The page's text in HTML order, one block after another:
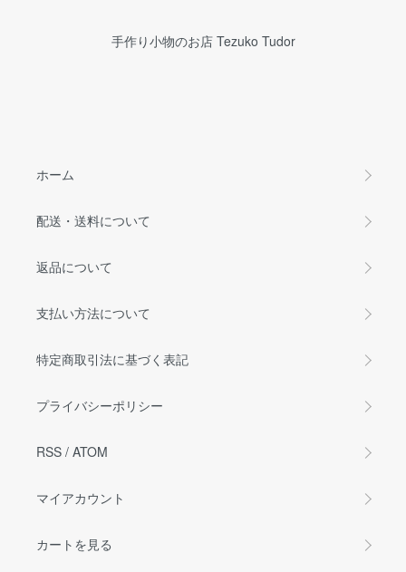
手作り小物のお店 Tezuko Tudor
ホーム
配送・送料について
返品について
支払い方法について
特定商取引法に基づく表記
プライバシーポリシー
RSS / ATOM
マイアカウント
カートを見る